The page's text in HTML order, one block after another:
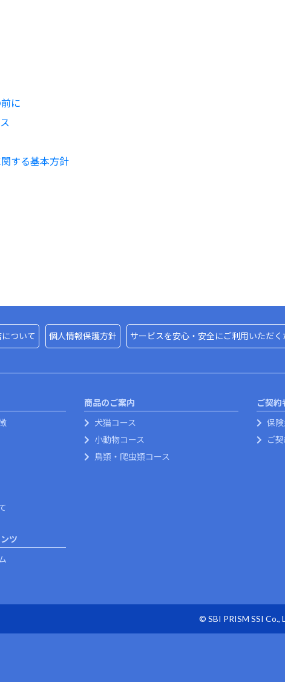
に
する基本方針
ついて 個人情報保護方針 サービスを安心・安全にご利用いただ
商品のご案内
犬猫コース
小動物コース
鳥類・爬虫類コース
ご契約
保
ご
ツ
© SBI PRISM SSI Co.,